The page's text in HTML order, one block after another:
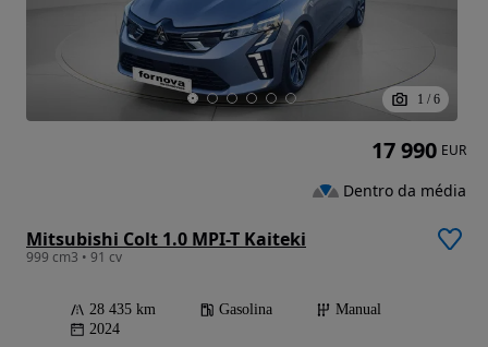
1 / 6
Mitsubishi Colt 1.0 MPI-T Kaiteki
999 cm3 • 91 cv
28 435 km Gasolina
Manual
2024
17 990 EUR
Dentro da média